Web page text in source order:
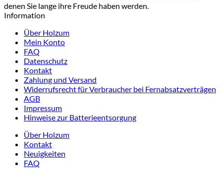
denen Sie lange ihre Freude haben werden.
Information
Über Holzum
Mein Konto
FAQ
Datenschutz
Kontakt
Zahlung und Versand
Widerrufsrecht für Verbraucher bei Fernabsatzverträgen
AGB
Impressum
Hinweise zur Batterieentsorgung
Über Holzum
Kontakt
Neuigkeiten
FAQ